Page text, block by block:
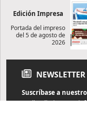
Edición Impresa
Portada del impreso
del 5 de agosto de
2026
NEWSLETTER
Suscríbase a
Reciba diariamente